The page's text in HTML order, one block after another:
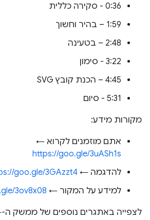
0:36 - סקירה כללית
1:59 – בהיר וחשוך
2:48 – בטעינה
3:22 - סימון
4:45 – הכנת קובץ SVG
5:31 - סיום
מקורות מידע:
אתם מוזמנים לקרוא ←
https://goo.gle/3uASh1s
להדגמה ← goo.gle/3GAzzt4
למידע על המקור ← 3ov8x08
לצפייה באתגרים נוספים של ממשק ה-GUI ←